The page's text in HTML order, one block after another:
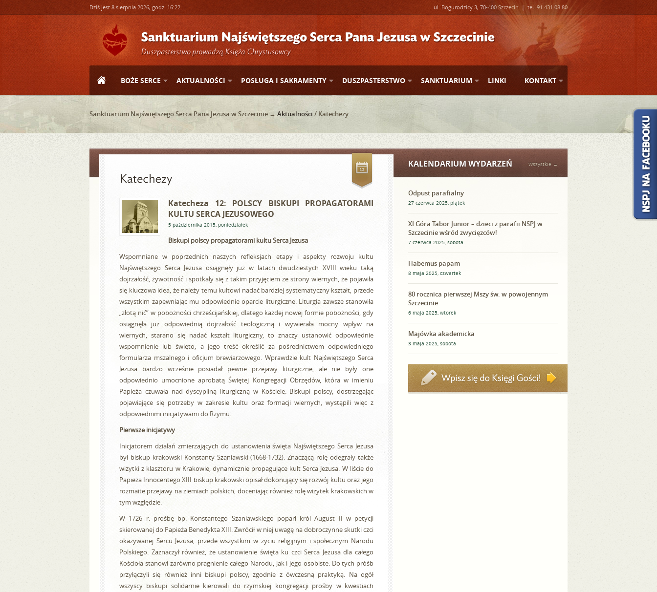
Dziś jest 8 sierpnia 2026, godz. 16:22 ul. Bogurodzicy 3, 70-400 Szczecin | tel. 91 431 08 80
BOŻE SERCE AKTUALNOŚCI POSŁUGA I SAKRAMENTY DUSZPASTERSTWO SANKTUARIUM LINKI KONTAKT
Sanktuarium Najświętszego Serca Pana Jezusa w Szczecinie → Aktualności / Katechezy
Katecheza 12: POLSCY BISKUPI PROPAGATORAMI
KULTU SERCA JEZUSOWEGO
5 października 2015, poniedziałek
Biskupi polscy propagatorami kultu Serca Jezusa
Wspomniane w poprzednich naszych refleksjach etapy i aspekty rozwoju kultu
Najświętszego Serca Jezusa osiągnęły już w latach dwudziestych XVIII wieku taką
dojrzałość, żywotność i spotkały się z takim przyjęciem ze strony wiernych, że pojawiła
się kluczowa idea, że należy temu kultowi nadać bardziej systematyczny kształt, przede
wszystkim zapewniając mu odpowiednie oparcie liturgiczne. Liturgia zawsze stanowiła
„złotą nić” w pobożności chrześcijańskiej, dlatego każdej nowej formie pobożności, gdy
osiągnęła już odpowiednią dojrzałość teologiczną i wywierała mocny wpływ na
wiernych, starano się nadać kształt liturgiczny, to znaczy ustanowić odpowiednie
wspomnienie lub święto, a jego treść określić za pośrednictwem odpowiedniego
formularza mszalnego i oficjum brewiarzowego. Wprawdzie kult Najświętszego Serca
Jezusa bardzo wcześnie posiadał pewne przejawy liturgiczne, ale nie były one
odpowiednio umocnione aprobatą Świętej Kongregacji Obrzędów, która w imieniu
Papieża czuwała nad dyscypliną liturgiczną w Kościele. Biskupi polscy, dostrzegając
pojawiające się potrzeby w zakresie kultu oraz formacji wiernych, wystąpili więc z
odpowiednimi inicjatywami do Rzymu.
Pierwsze inicjatywy
Inicjatorem działań zmierzających do ustanowienia święta Najświętszego Serca Jezusa
był biskup krakowski Konstanty Szaniawski (1668-1732). Znaczącą rolę odegrały także
wizytki z klasztoru w Krakowie, dynamicznie propagujące kult Serca Jezusa. W liście do
Papieża Innocentego XIII biskup krakowski opisał dokonujący się rozwój kultu oraz jego
rozmaite przejawy na ziemiach polskich, doceniając również rolę wizytek krakowskich w
tym względzie.
W 1726 r. prośbę bp. Konstantego Szaniawskiego poparł król August II w petycji
skierowanej do Papieża Benedykta XIII. Zwrócił w niej uwagę na dobroczynne skutki czci
okazywanej Sercu Jezusa, przede wszystkim w życiu religijnym i społecznym Narodu
Polskiego. Zaznaczył również, że ustanowienie święta ku czci Serca Jezusa dla całego
Kościoła stanowi zarówno pragnienie całego Narodu, jak i jego osobiste. Do tych próśb
przyłączyli się również inni biskupi polscy, zgodnie z ówczesną praktyką. Na ogół
wszyscy biskupi solidarnie kierowali do rzymskiej kongregacji prośby w kwestiach
Wszystkie →
KALENDARIUM WYDARZEŃ
Odpust parafialny
27 czerwca 2025, piątek
XI Góra Tabor Junior – dzieci z parafii NSPJ w
Szczecinie wśród zwycięzców!
7 czerwca 2025, sobota
Habemus papam
8 maja 2025, czwartek
80 rocznica pierwszej Mszy św. w powojennym
Szczecinie
6 maja 2025, wtorek
Majówka akademicka
3 maja 2025, sobota